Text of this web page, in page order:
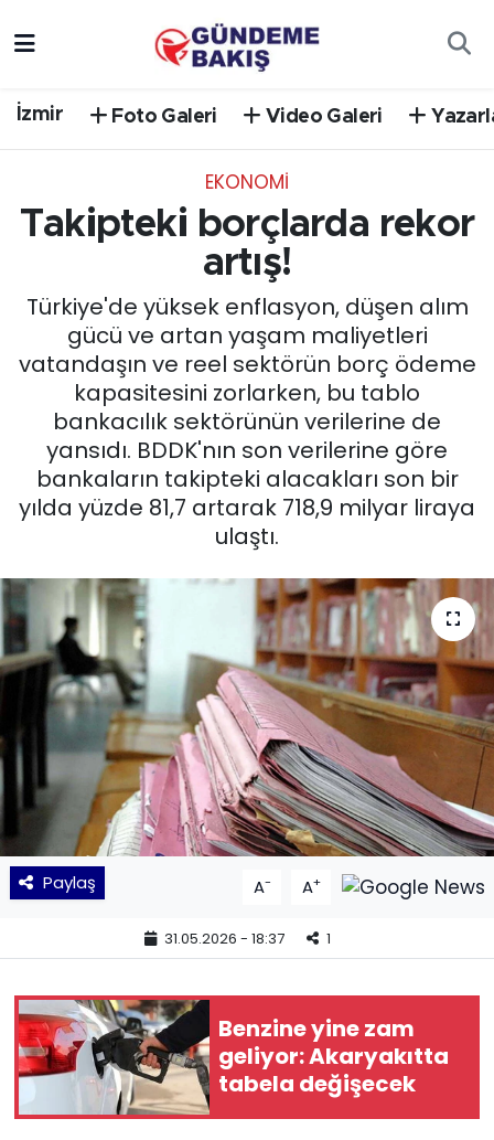
İzmir Foto Galeri Video Galeri
EKONOMİ
Takipteki borçlarda rekor
artış!
Türkiye'de yüksek enflasyon, düşen alım
gücü ve artan yaşam maliyetleri
vatandaşın ve reel sektörün borç ödeme
kapasitesini zorlarken, bu tablo
bankacılık sektörünün verilerine de
yansıdı. BDDK'nın son verilerine göre
bankaların takipteki alacakları son bir
yılda yüzde 81,7 artarak 718,9 milyar liraya
ulaştı.
Paylaş A- A+
31.05.2026 - 18:37 1
Benzine yine zam
geliyor: Akaryakıtta
tabela değişecek
EĞİTİM
EKONOMİ
English News
GÜNCEL
MAGAZİN
POLİTİKA
SAĞLIK
Siyaset
SPOR
TEKNOLOJİ
YEREL YÖNETİMLER
Yurt
Süper Lig Puan Durumu ve Fikstür
Tüm Manşetler
Son Dakika Haberleri
Haber Arşivi